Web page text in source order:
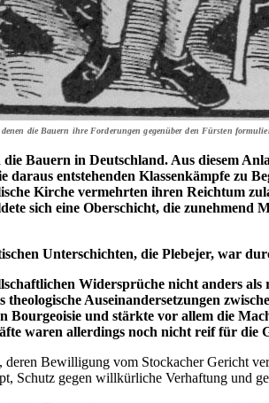
die Bauern ihre Forderungen gegenüber den Fürsten
Bauern in Deutschland. Aus diesem
daraus entstehenden Klassenkämpfe zu
Kirche vermehrten ihren Reichtum
sich eine Oberschicht, die
Unterschichten, die Plebejer, war
Widersprüche nicht anders
theologische Auseinandersetzungen
Bourgeoisie und stärkte vor allem die
waren allerdings noch nicht reif für die
Bewilligung vom Stockacher Gericht
Schutz gegen willkürliche Verhaftung und